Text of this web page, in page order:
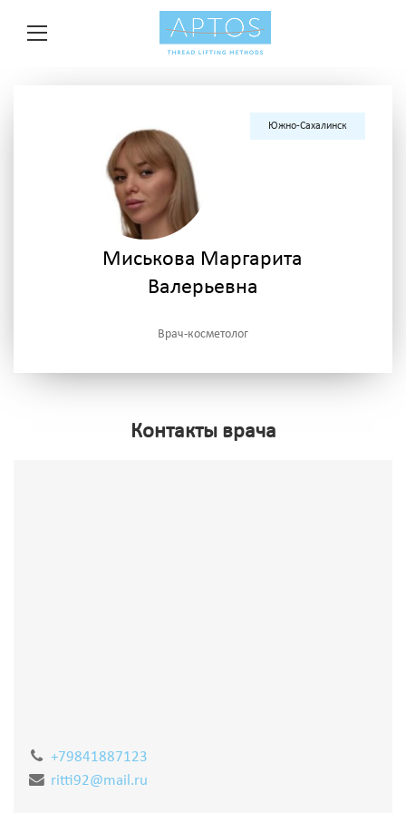
Южно-Сахалинск
Миськова Маргарита
Валерьевна
Врач-косметолог
Контакты врача
+79841887123
ritti92@mail.ru